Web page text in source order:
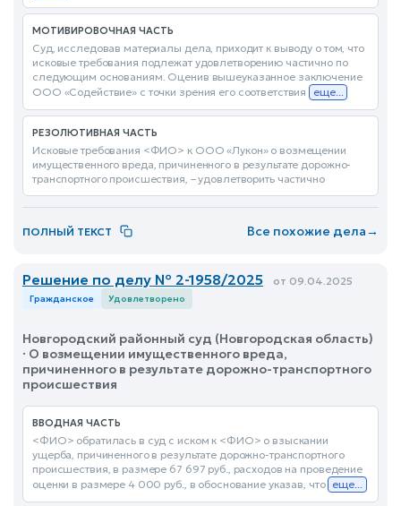
МОТИВИРОВОЧНАЯ ЧАСТЬ
Суд, исследовав материалы дела, приходит к выводу о том, что
исковые требования подлежат удовлетворению частично по
следующим основаниям. Оценив вышеуказанное заключение
ООО «Содействие» с точки зрения его соответствия еще...
РЕЗОЛЮТИВНАЯ ЧАСТЬ
Исковые требования <ФИО> к ООО «Лукон» о возмещении
имущественного вреда, причиненного в результате дорожно-
транспортного происшествия, – удовлетворить частично
ПОЛНЫЙ ТЕКСТ Все похожие дела→
Решение по делу № 2-1958/2025 от 09.04.2025
Гражданское Удовлетворено
Новгородский районный суд (Новгородская область)
· О возмещении имущественного вреда,
причиненного в результате дорожно-транспортного
происшествия
ВВОДНАЯ ЧАСТЬ
<ФИО> обратилась в суд с иском к <ФИО> о взыскании
ущерба, причиненного в результате дорожно-транспортного
происшествия, в размере 67 697 руб., расходов на проведение
оценки в размере 4 000 руб., в обоснование указав, что еще...